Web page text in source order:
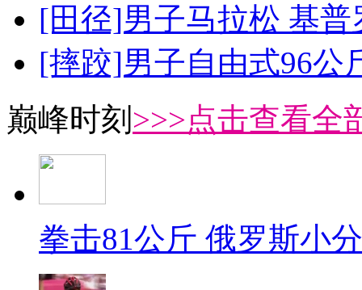
[田径]男子马拉松 基
[摔跤]男子自由式96公
巅峰时刻 >>>点击查看全
拳击81公斤 俄罗斯小